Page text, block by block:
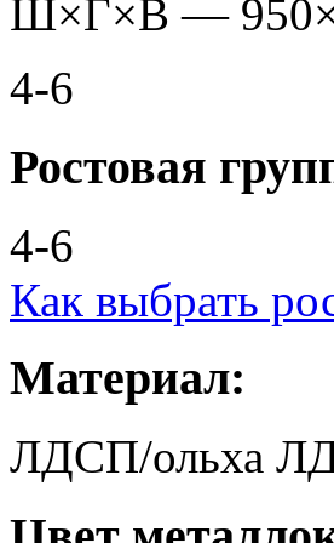
Ш×Г×В — 950
4-6
Ростовая
4-6
Как выбрать
Материал:
ЛДСП/ольха